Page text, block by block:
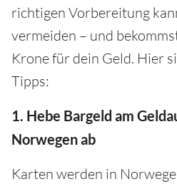
richtigen Vorbereitung
vermeiden – und
Krone für dein Geld. Hier
Tipps:
1. Hebe Bargeld am
Norwegen ab
Karten werden in